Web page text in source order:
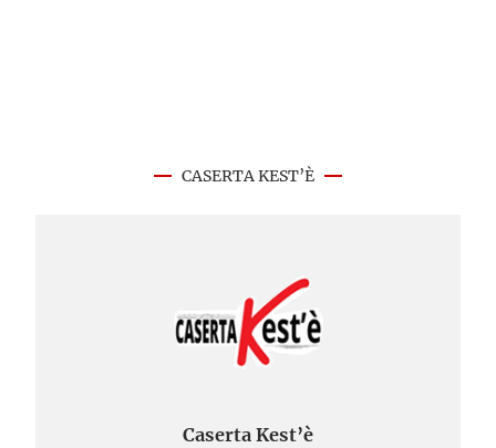
CASERTA KEST’È
Caserta Kest’è